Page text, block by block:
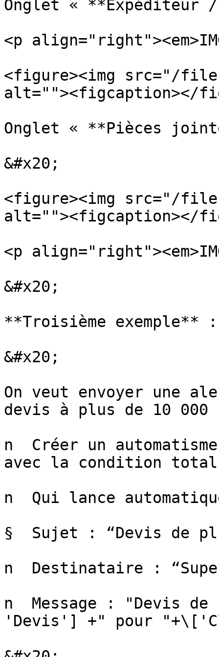
Onglet « **Expéditeur
<p
<figure><img src="/files/
alt=""><figcaption></
Onglet « **Pièces
&#x20;
<figure><img src="/files/
alt=""><figcaption></
<p
&#x20;
**Troisième exemple** :
&#x20;
On veut envoyer une
devis à plus de 10
n  Créer un
avec la condition total
n  Qui lance
§  Sujet : “Devis de
n  Destinataire :
n  Message : "Devis
'Devis'] +" pour